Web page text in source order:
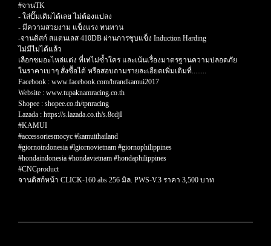
#จานTK
- ใส่ปั๊มเดิมได้เลย ไม่ต้องแปลง
- มีความสวยงาม แข็งแรง ทนทาน
-จานดิสก์ สแตนเลส 410DB ผ่านการชุบแข็ง Induction Harding
ไม่มีไม่ได้แล้ว
เลือกชมอะไหล่แต่ง ที่เท่ไม่ซ้ำใคร และเน้นเรื่องมาตรฐานความปลอดภัย
ในราคาเบาๆ สั่งซื้อได้ หรือสอบถามรายละเอียดเพิ่มเติมที่........
Facebook : www.facebook.com/brandkamui2017
Website : www.tupaknamracing.co.th
Shopee : shopee.co.th/tpnracing
Lazada : https://s.lazada.co.th/s.8cdjI
#KAMUI
#accessoriesmocyc #kamuithailand
#giornoindonesia #lgiornovietnam #giornophilippines
#hondaindonesia #hondavietnam #hondaphilippines
#CNCproduct
จานดิสก์หน้า CLICK-160 abs 256 มิล. PWS-V.3 ราคา 3,500 บาท